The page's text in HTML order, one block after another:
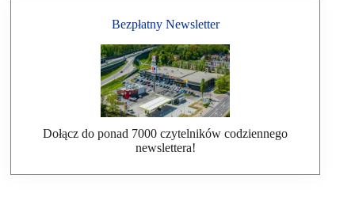
Bezpłatny Newsletter
Dołącz do ponad 7000 czytelników codziennego
newslettera!